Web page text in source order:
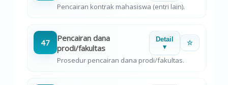
Pencairan kontrak mahasiswa (entri lain).
47
Pencairan dana
prodi/fakultas
Detail
▾
☆
Prosedur pencairan dana prodi/fakultas.